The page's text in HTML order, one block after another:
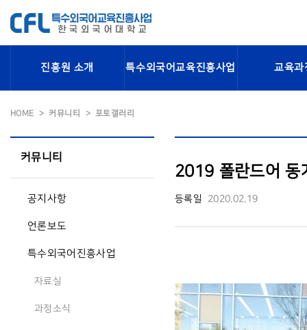
진흥원 소개 특수외국어교육진흥사업 교육과
HOME 커뮤니티 포토갤러리
커뮤니티
공지사항
언론보도
특수외국어진흥사업
자료실
과정소식
2019 폴란드어 동
등록일 2020.02.19